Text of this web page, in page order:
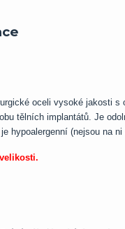
oceli vysoké jakosti
tělních implantátů. Je
hypoalergenní (nejsou na